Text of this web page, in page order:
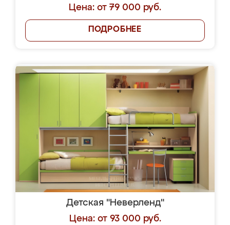
Цена: от 79 000 руб.
ПОДРОБНЕЕ
Детская "Неверленд"
Цена: от 93 000 руб.